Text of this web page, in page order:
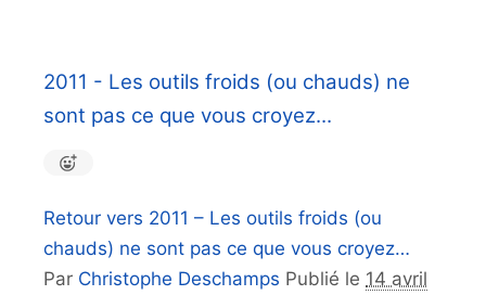
2011 - Les outils froids (ou chauds) ne
sont pas ce que vous croyez...
Retour vers 2011 – Les outils froids (ou
chauds) ne sont pas ce que vous croyez…
Par Christophe Deschamps Publié le 14 avril